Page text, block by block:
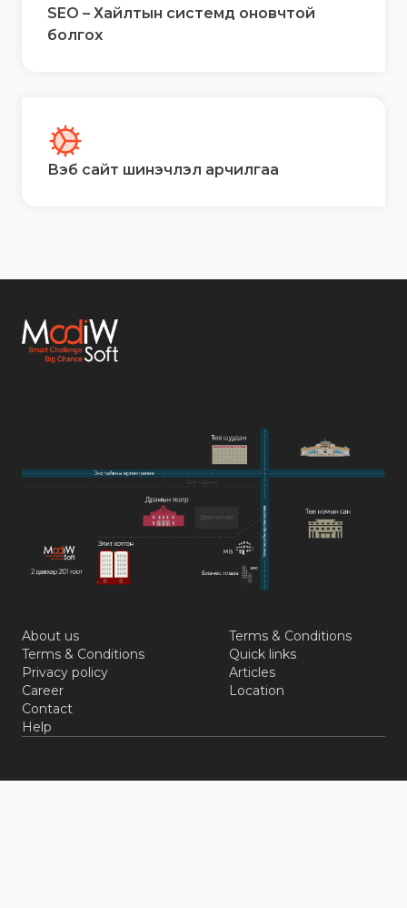
SEO – Хайлтын системд оновчтой
болгох
Вэб сайт шинэчлэл арчилгаа
About us
Terms & Conditions
Privacy policy
Career
Contact
Help
Terms & Conditions
Quick links
Articles
Location